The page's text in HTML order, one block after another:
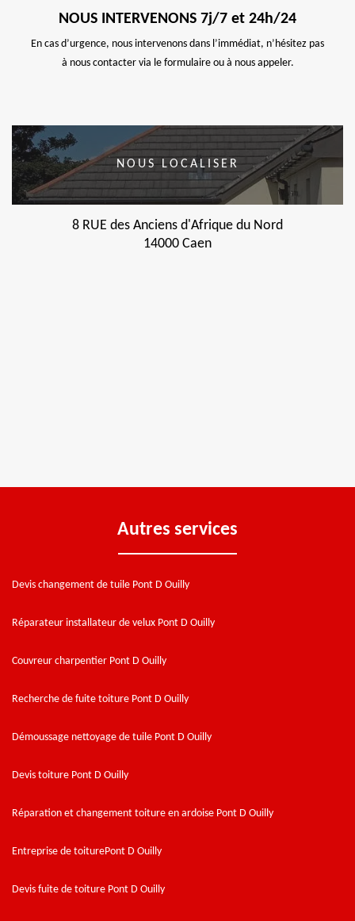
NOUS INTERVENONS 7j/7 et 24h/24
En cas d’urgence, nous intervenons dans l’immédiat, n’hésitez pas
à nous contacter via le formulaire ou à nous appeler.
NOUS LOCALISER
8 RUE des Anciens d'Afrique du Nord
14000 Caen
Autres services
Devis changement de tuile Pont D Ouilly
Réparateur installateur de velux Pont D Ouilly
Couvreur charpentier Pont D Ouilly
Recherche de fuite toiture Pont D Ouilly
Démoussage nettoyage de tuile Pont D Ouilly
Devis toiture Pont D Ouilly
Réparation et changement toiture en ardoise Pont D Ouilly
Entreprise de toiturePont D Ouilly
Devis fuite de toiture Pont D Ouilly